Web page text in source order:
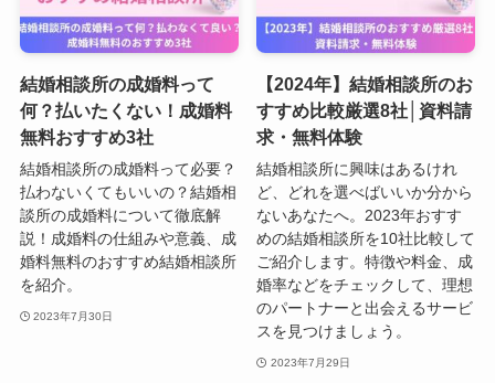
結婚相談所の成婚料って
何？払いたくない！成婚料
無料おすすめ3社
結婚相談所の成婚料って必要？
払わないくてもいいの？結婚相
談所の成婚料について徹底解
説！成婚料の仕組みや意義、成
婚料無料のおすすめ結婚相談所
を紹介。
2023年7月30日
【2024年】結婚相談所のお
すすめ比較厳選8社│資料請
求・無料体験
結婚相談所に興味はあるけれ
ど、どれを選べばいいか分から
ないあなたへ。2023年おすす
めの結婚相談所を10社比較して
ご紹介します。特徴や料金、成
婚率などをチェックして、理想
のパートナーと出会えるサービ
スを見つけましょう。
2023年7月29日